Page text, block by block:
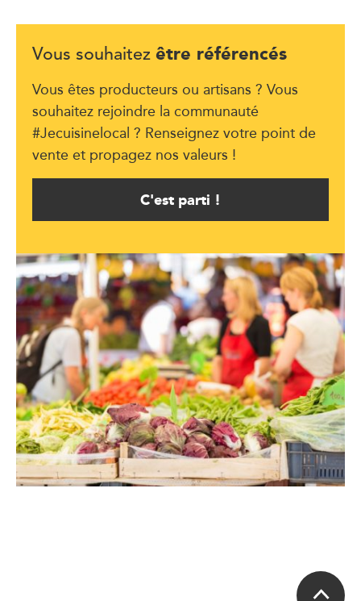
Vous souhaitez être référencés
Vous êtes producteurs ou artisans ? Vous
souhaitez rejoindre la communauté
#Jecuisinelocal ? Renseignez votre point de
vente et propagez nos valeurs !
C'est parti !